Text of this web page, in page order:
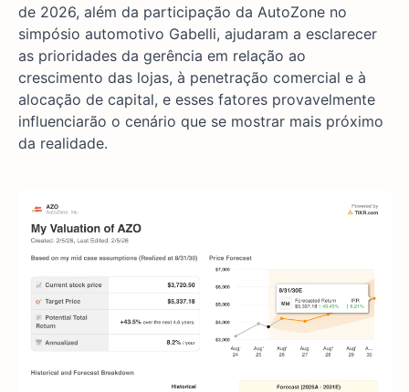
de 2026, além da participação da AutoZone no
simpósio automotivo Gabelli, ajudaram a esclarecer
as prioridades da gerência em relação ao
crescimento das lojas, à penetração comercial e à
alocação de capital, e esses fatores provavelmente
influenciarão o cenário que se mostrar mais próximo
da realidade.